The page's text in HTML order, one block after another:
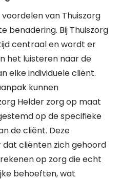
van Thuiszorg
benadering. Bij Thuiszorg
centraal en wordt er
het luisteren naar de
elke individuele cliënt.
kunnen
Helder zorg op maat
op de specifieke
de cliënt. Deze
cliënten zich gehoord
op zorg die echt
behoeften, wat